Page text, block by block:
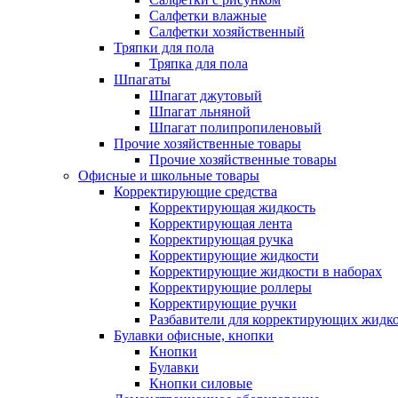
Салфетки влажные
Салфетки хозяйственный
Тряпки для пола
Тряпка для пола
Шпагаты
Шпагат джутовый
Шпагат льняной
Шпагат полипропиленовый
Прочие хозяйственные товары
Прочие хозяйственные товары
Офисные и школьные товары
Корректирующие средства
Корректирующая жидкость
Корректирующая лента
Корректирующая ручка
Корректирующие жидкости
Корректирующие жидкости в наборах
Корректирующие роллеры
Корректирующие ручки
Разбавители для корректирующих
Булавки офисные, кнопки
Кнопки
Булавки
Кнопки силовые